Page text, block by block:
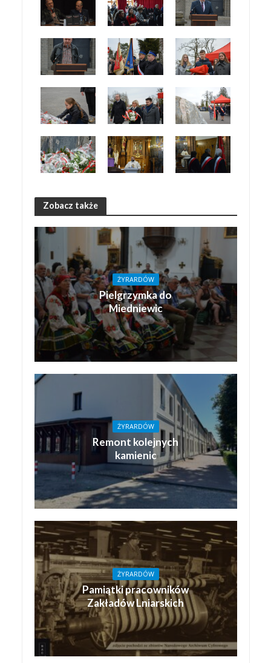
Zobacz także
ŻYRARDÓW
Pielgrzymka do
Miedniewic
ŻYRARDÓW
Remont kolejnych
kamienic
ŻYRARDÓW
Pamiątki pracowników
Zakładów Lniarskich